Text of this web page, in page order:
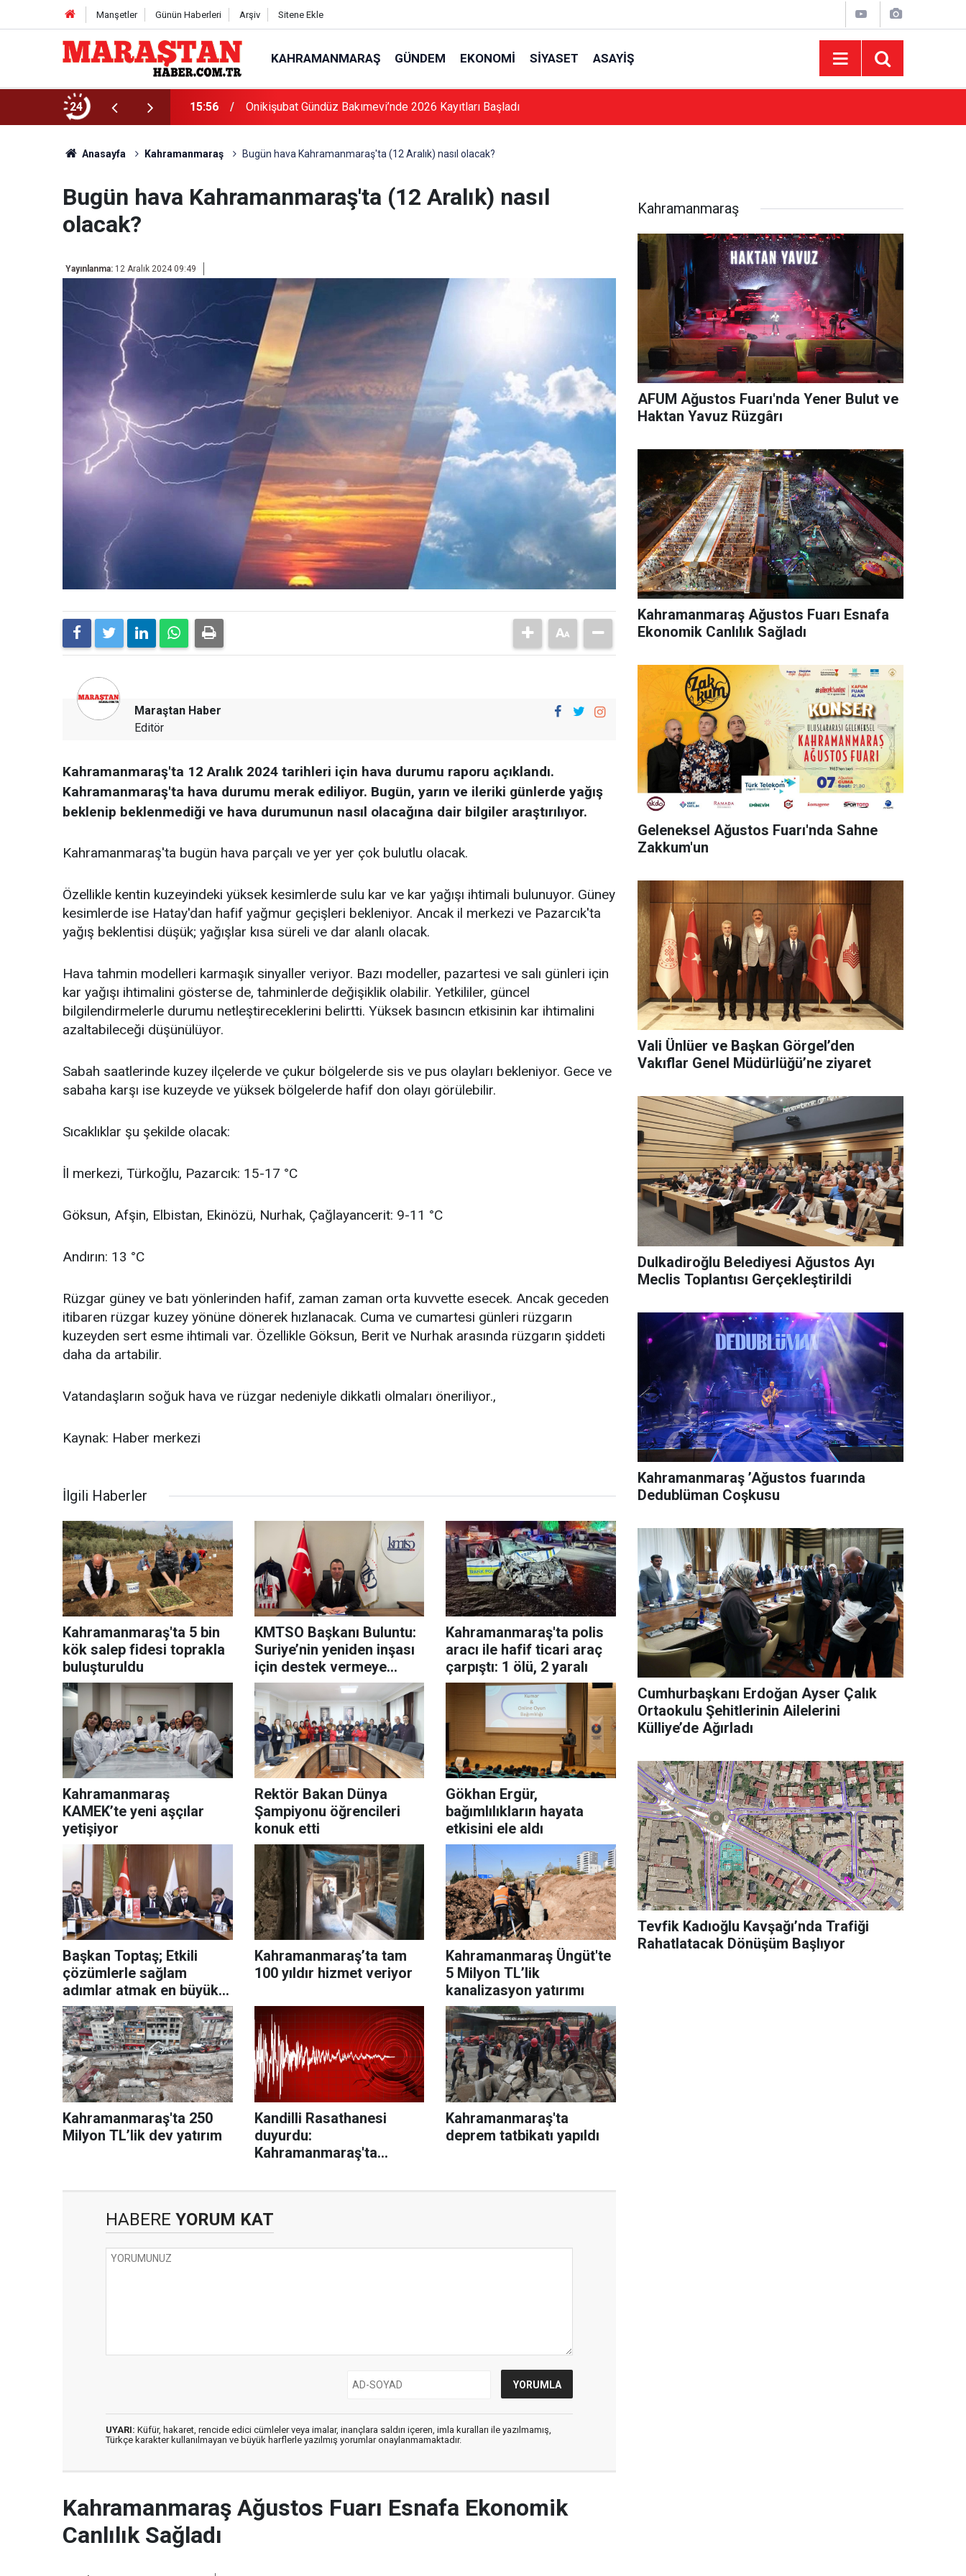
Manşetler Günün Haberleri Arşiv Sitene Ekle
KAHRAMANMARAŞ GÜNDEM EKONOMI SIYASET ASAYIŞ
24
Son Gün 7 Ağustos 15:56 Onikişubat Gündüz Bakımevi’nde 2026 Kayıtları Başladı
Anasayfa Kahramanmaraş Bugün hava Kahramanmaraş'ta (12 Aralık) nasıl olacak?
Bugün hava Kahramanmaraş'ta (12 Aralık) nasıl
olacak?
Yayınlanma: 12 Aralık 2024 09:49
Maraştan Haber
Editör
Kahramanmaraş'ta 12 Aralık 2024 tarihleri için hava durumu raporu açıklandı.
Kahramanmaraş'ta hava durumu merak ediliyor. Bugün, yarın ve ileriki günlerde yağış
beklenip beklenmediği ve hava durumunun nasıl olacağına dair bilgiler araştırılıyor.
Kahramanmaraş'ta bugün hava parçalı ve yer yer çok bulutlu olacak.
Özellikle kentin kuzeyindeki yüksek kesimlerde sulu kar ve kar yağışı ihtimali bulunuyor. Güney
kesimlerde ise Hatay'dan hafif yağmur geçişleri bekleniyor. Ancak il merkezi ve Pazarcık'ta
yağış beklentisi düşük; yağışlar kısa süreli ve dar alanlı olacak.
Hava tahmin modelleri karmaşık sinyaller veriyor. Bazı modeller, pazartesi ve salı günleri için
kar yağışı ihtimalini gösterse de, tahminlerde değişiklik olabilir. Yetkililer, güncel
bilgilendirmelerle durumu netleştireceklerini belirtti. Yüksek basıncın etkisinin kar ihtimalini
azaltabileceği düşünülüyor.
Sabah saatlerinde kuzey ilçelerde ve çukur bölgelerde sis ve pus olayları bekleniyor. Gece ve
sabaha karşı ise kuzeyde ve yüksek bölgelerde hafif don olayı görülebilir.
Sıcaklıklar şu şekilde olacak:
İl merkezi, Türkoğlu, Pazarcık: 15-17 °C
Göksun, Afşin, Elbistan, Ekinözü, Nurhak, Çağlayancerit: 9-11 °C
Andırın: 13 °C
Rüzgar güney ve batı yönlerinden hafif, zaman zaman orta kuvvette esecek. Ancak geceden
itibaren rüzgar kuzey yönüne dönerek hızlanacak. Cuma ve cumartesi günleri rüzgarın
kuzeyden sert esme ihtimali var. Özellikle Göksun, Berit ve Nurhak arasında rüzgarın şiddeti
daha da artabilir.
Vatandaşların soğuk hava ve rüzgar nedeniyle dikkatli olmaları öneriliyor.,
Kaynak: Haber merkezi
İlgili Haberler
Kahramanmaraş'ta 5 bin
kök salep fidesi toprakla
buluşturuldu
KMTSO Başkanı Buluntu:
Suriye’nin yeniden inşası
için destek vermeye
hazırız
Kahramanmaraş'ta polis
aracı ile hafif ticari araç
çarpıştı: 1 ölü, 2 yaralı
Kahramanmaraş
KAMEK’te yeni aşçılar
yetişiyor
Rektör Bakan Dünya
Şampiyonu öğrencileri
konuk etti
Gökhan Ergür,
bağımlılıkların hayata
etkisini ele aldı
Başkan Toptaş; Etkili
çözümlerle sağlam
adımlar atmak en büyük
hedefimiz
Kahramanmaraş’ta tam
100 yıldır hizmet veriyor
Kahramanmaraş Üngüt'te
5 Milyon TL’lik
kanalizasyon yatırımı
Kahramanmaraş'ta 250
Milyon TL’lik dev yatırım
Kandilli Rasathanesi
duyurdu:
Kahramanmaraş'ta
Kahramanmaraş'ta
deprem tatbikatı yapıldı
HABERE YORUM KAT
UYARI: Küfür, hakaret, rencide edici cümleler veya imalar, inançlara saldırı içeren, imla kuralları ile yazılmamış,
Türkçe karakter kullanılmayan ve büyük harflerle yazılmış yorumlar onaylanmamaktadır.
Kahramanmaraş Ağustos Fuarı Esnafa Ekonomik
Canlılık Sağladı
Kahramanmaraş
AFUM Ağustos Fuarı'nda Yener Bulut ve
Haktan Yavuz Rüzgârı
Kahramanmaraş Ağustos Fuarı Esnafa
Ekonomik Canlılık Sağladı
Geleneksel Ağustos Fuarı'nda Sahne
Zakkum'un
Vali Ünlüer ve Başkan Görgel’den
Vakıflar Genel Müdürlüğü’ne ziyaret
Dulkadiroğlu Belediyesi Ağustos Ayı
Meclis Toplantısı Gerçekleştirildi
Kahramanmaraş ’Ağustos fuarında
Dedublüman Coşkusu
Cumhurbaşkanı Erdoğan Ayser Çalık
Ortaokulu Şehitlerinin Ailelerini
Külliye’de Ağırladı
Tevfik Kadıoğlu Kavşağı’nda Trafiği
Rahatlatacak Dönüşüm Başlıyor